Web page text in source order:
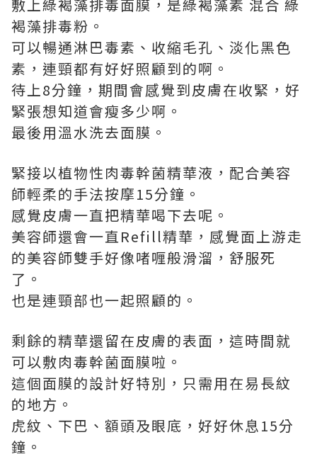
敷上綠褐藻排毒面膜，是綠褐藻素 混合 綠
褐藻排毒粉。
可以暢通淋巴毒素、收縮毛孔、淡化黑色
素，連頸都有好好照顧到的啊。
待上8分鐘，期間會感覺到皮膚在收緊，好
緊張想知道會瘦多少啊。
最後用溫水洗去面膜。
緊接以植物性肉毒幹菌精華液，配合美容
師輕柔的手法按摩15分鐘。
感覺皮膚一直把精華喝下去呢。
美容師還會一直Refill精華，感覺面上游走
的美容師雙手好像啫喱般滑溜，舒服死
了。
也是連頸部也一起照顧的。
剩餘的精華還留在皮膚的表面，這時間就
可以敷肉毒幹菌面膜啦。
這個面膜的設計好特別，只需用在易長紋
的地方。
虎紋、下巴、額頭及眼底，好好休息15分
鐘。